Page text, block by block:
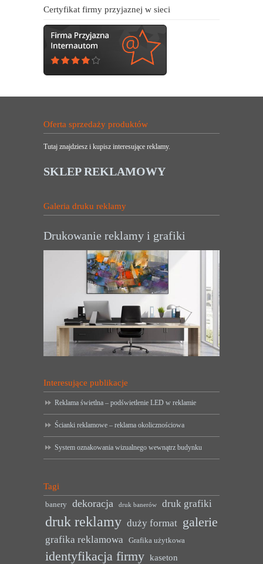
Certyfikat firmy przyjaznej w sieci
Oferta sprzedaży produktów
Tutaj znajdziesz i kupisz interesujące reklamy.
SKLEP REKLAMOWY
Galeria druku reklamy
Drukowanie reklamy i grafiki
Interesujące publikacje
Reklama świetlna – podświetlenie LED w reklamie
Ścianki reklamowe – reklama okolicznościowa
System oznakowania wizualnego wewnątrz budynku
Tagi
banery dekoracja druk banerów druk grafiki
druk reklamy duży format galerie
grafika reklamowa Grafika użytkowa
identyfikacja firmy kaseton